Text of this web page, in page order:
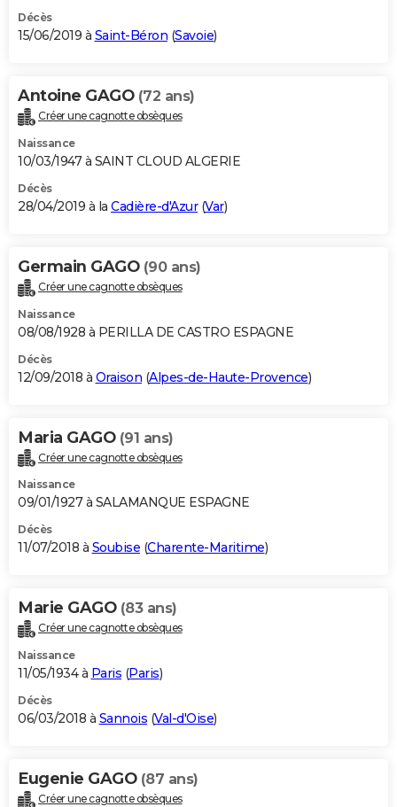
Décès
15/06/2019 à Saint-Béron (Savoie)
Antoine GAGO (72 ans)
Créer une cagnotte obsèques
Naissance
10/03/1947 à SAINT CLOUD ALGERIE
Décès
28/04/2019 à la Cadière-d'Azur(Var)
Germain GAGO (90 ans)
Créer une cagnotte obsèques
Naissance
08/08/1928 à PERILLA DE CASTRO ESPAGNE
Décès
12/09/2018 à Oraison (Alpes-de-Haute-Provence)
Maria GAGO (91 ans)
Créer une cagnotte obsèques
Naissance
09/01/1927 à SALAMANQUE ESPAGNE
Décès
11/07/2018 à Soubise (Charente-Maritime)
Marie GAGO (83 ans)
Créer une cagnotte obsèques
Naissance
11/05/1934 à Paris (Paris)
Décès
06/03/2018 à Sannois (Val-d'Oise)
Eugenie GAGO (87 ans)
Créer une cagnotte obsèques